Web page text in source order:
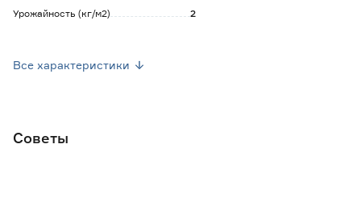
Урожайность (кг/м2) 2
Все характеристики
Советы